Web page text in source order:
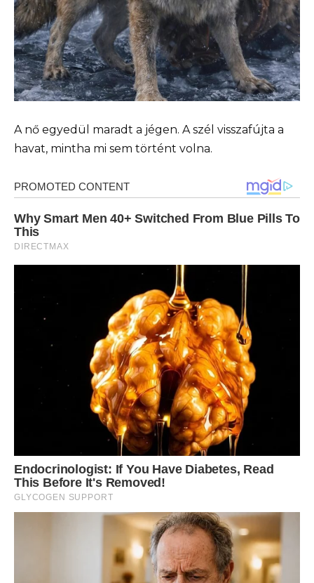
A nő egyedül maradt a jégen. A szél visszafújta a
havat, mintha mi sem történt volna.